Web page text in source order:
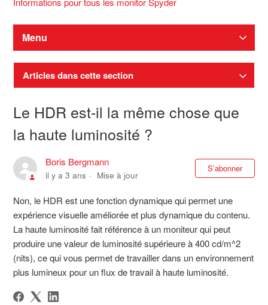
Menu
Articles dans cette section
Le HDR est-il la même chose que
la haute luminosité ?
Boris Bergmann
il y a 3 ans Mise à jour
S’abonner
Non, le HDR est une fonction dynamique qui permet une
expérience visuelle améliorée et plus dynamique du contenu.
La haute luminosité fait référence à un moniteur qui peut
produire une valeur de luminosité supérieure à 400 cd/m^2
(nits), ce qui vous permet de travailler dans un environnement
plus lumineux pour un flux de travail à haute luminosité.